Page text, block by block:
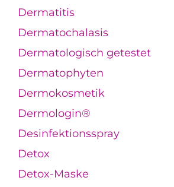
Dermatitis
Dermatochalasis
Dermatologisch getestet
Dermatophyten
Dermokosmetik
Dermologin®
Desinfektionsspray
Detox
Detox-Maske